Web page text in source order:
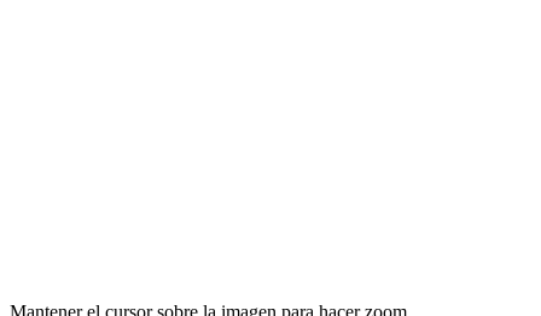
Mantener el cursor sobre la imagen para hacer zoom